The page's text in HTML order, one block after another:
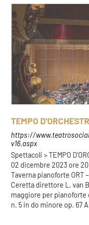
TEMPO
https://
v16.aspx
Spettacoli > TEMPO
02 dicembre 2023 ore
Taverna pianoforte ORT
Ceretta direttore L. van
maggiore per pianoforte
n. 5 in do minore op. 67